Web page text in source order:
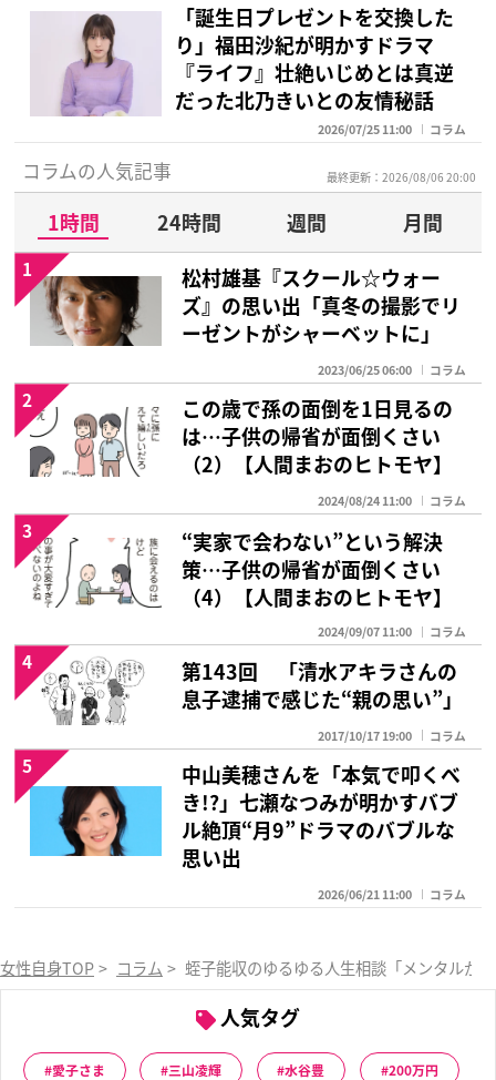
「誕生日プレゼントを交換した
り」福田沙紀が明かすドラマ
『ライフ』壮絶いじめとは真逆
だった北乃きいとの友情秘話
2026/07/25 11:00 コラム
コラムの人気記事 最終更新：2026/08/06 20:00
1時間 24時間 週間
月間
松村雄基『スクール☆ウォー
ズ』の思い出「真冬の撮影でリ
ーゼントがシャーベットに」
2023/06/25 06:00 コラム
1
この歳で孫の面倒を1日見るの
は…子供の帰省が面倒くさい
（2）【人間まおのヒトモヤ】
2024/08/24 11:00 コラム
2
“実家で会わない”という解決
策…子供の帰省が面倒くさい
（4）【人間まおのヒトモヤ】
2024/09/07 11:00 コラム
3
第143回 「清水アキラさんの
息子逮捕で感じた“親の思い”」
2017/10/17 19:00 コラム
4
中山美穂さんを「本気で叩くべ
き!?」七瀬なつみが明かすバブ
ル絶頂“月9”ドラマのバブルな
思い出
2026/06/21 11:00 コラム
5
女性自身TOP > コラム > 蛭子能収のゆるゆる人生相談「メンタルが
人気タグ
愛子さま 三山凌輝 水谷豊 200万円